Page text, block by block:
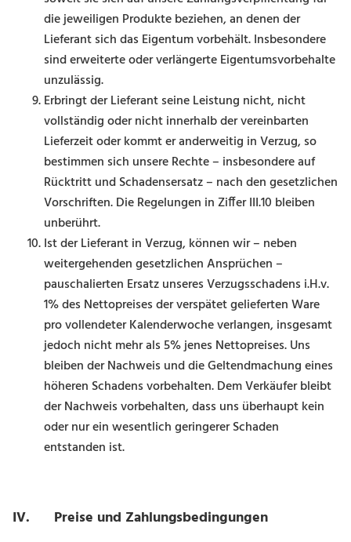
die jeweiligen Produkte beziehen, an denen der
Lieferant sich das Eigentum vorbehält. Insbesondere
sind erweiterte oder verlängerte Eigentumsvorbehalte
unzulässig.
Erbringt der Lieferant seine Leistung nicht, nicht
vollständig oder nicht innerhalb der vereinbarten
Lieferzeit oder kommt er anderweitig in Verzug, so
bestimmen sich unsere Rechte – insbesondere auf
Rücktritt und Schadensersatz – nach den gesetzlichen
Vorschriften. Die Regelungen in Ziffer III.10 bleiben
unberührt.
Ist der Lieferant in Verzug, können wir – neben
weitergehenden gesetzlichen Ansprüchen –
pauschalierten Ersatz unseres Verzugsschadens i.H.v.
1% des Nettopreises der verspätet gelieferten Ware
pro vollendeter Kalenderwoche verlangen, insgesamt
jedoch nicht mehr als 5% jenes Nettopreises. Uns
bleiben der Nachweis und die Geltendmachung eines
höheren Schadens vorbehalten. Dem Verkäufer bleibt
der Nachweis vorbehalten, dass uns überhaupt kein
oder nur ein wesentlich geringerer Schaden
entstanden ist.
IV. Preise und Zahlungsbedingungen